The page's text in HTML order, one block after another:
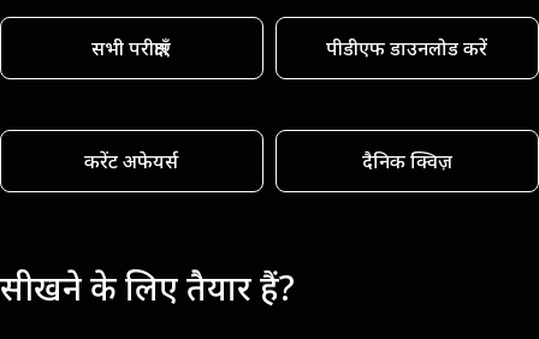
सभी परीक्षाएँ पीडीएफ डाउनलोड करें
करेंट अफेयर्स दैनिक क्विज़
सीखने के लिए तैयार हैं?